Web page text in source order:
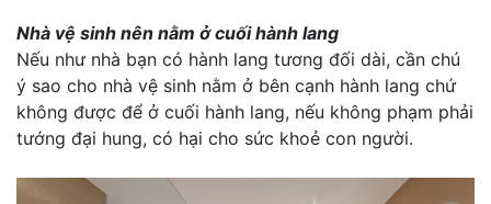
Nhà vệ sinh nên nằm ở cuối hành lang
Nếu như nhà bạn có hành lang tương đối dài, cần chú
ý sao cho nhà vệ sinh nằm ở bên cạnh hành lang chứ
không được để ở cuối hành lang, nếu không phạm phải
tướng đại hung, có hại cho sức khoẻ con người.